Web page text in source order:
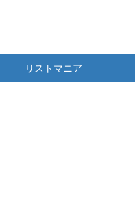
リストマニア